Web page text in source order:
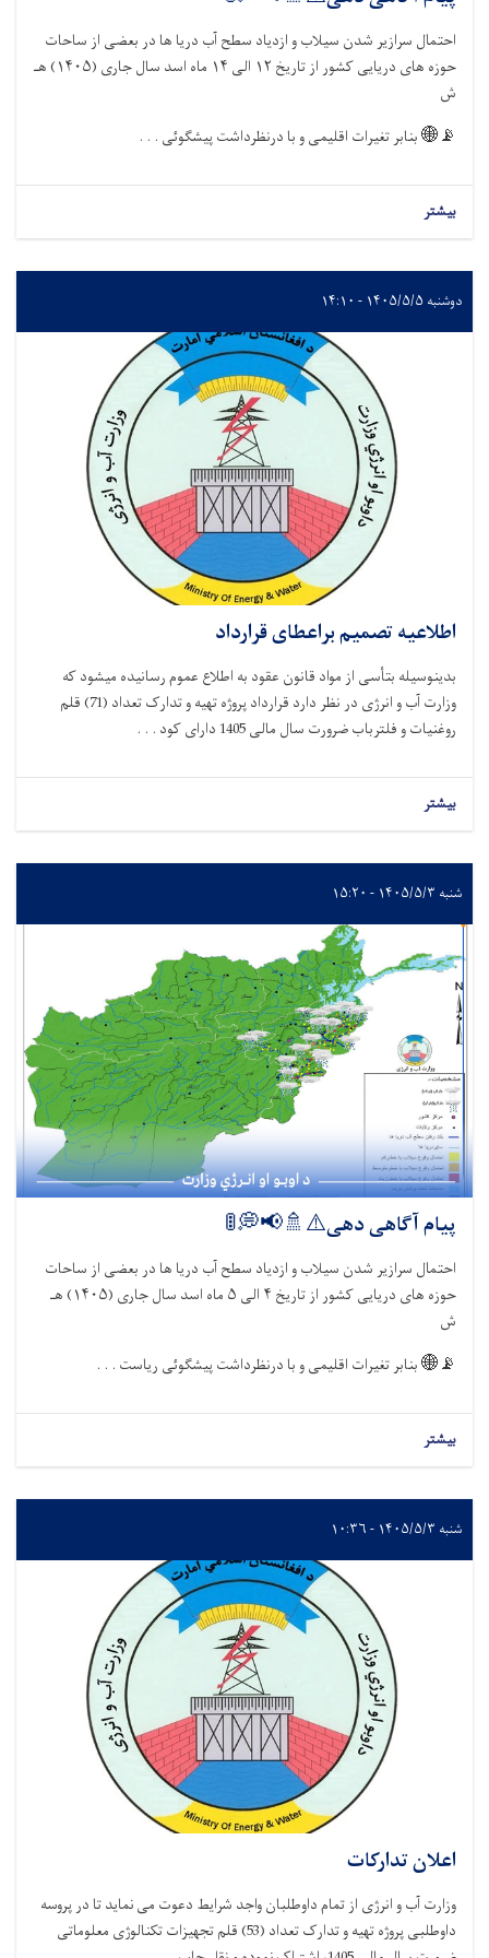
سرازیر شدن سیلاب و ازدیاد سطح آب دریا ها در بعضی از ساحات
های دریایی کشور از تاریخ۱۲الی۱۴ماه اسد سال جاری (۱۴۰۵) هـ
بنابر تغیرات اقلیمی و با درنظرداشت پیشگوئی . . .
تصمیم براعطای قرارداد
بتأسی از مواد قانون عقود به اطلاع عموم رسانیده میشود که
وزارت آب و انرژی در نظر دارد قرارداد پروژه تهیه و تدارک تعداد (71) قلم
و فلترباب ضرورت سال مالی 1405 دارای کود . . .
آگاهی دهی⚠️🚿📢💭🚦
سرازیر شدن سیلاب و ازدیاد سطح آب دریا ها در بعضی از ساحات
های دریایی کشور از تاریخ۴الی۵ماه اسد سال جاری (۱۴۰۵) هـ
بنابر تغیرات اقلیمی و با درنظرداشت پیشگوئی ریاست . . .
تدارکات
آب و انرژی از تمام داوطلبان واجد شرایط دعوت می نماید تا در پروسه
داوطلبی پروژه تهیه و تدارک تعداد (53) قلم تجهیزات تکنالوژی معلوماتی